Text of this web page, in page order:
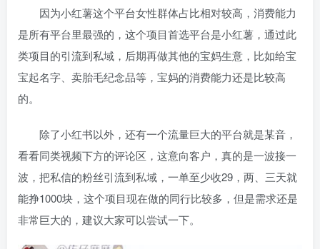
因为小红薯这个平台女性群体占比相对较高，消费能力
是所有平台里最强的，这个项目首选平台是小红薯，通过此
类项目的引流到私域，后期再做其他的宝妈生意，比如给宝
宝起名字、卖胎毛纪念品等，宝妈的消费能力还是比较高
的。
除了小红书以外，还有一个流量巨大的平台就是某音，
看看同类视频下方的评论区，这意向客户，真的是一波接一
波，把私信的粉丝引流到私域，一单至少收29，两、三天就
能挣1000块，这个项目现在做的同行比较多，但是需求还是
非常巨大的，建议大家可以尝试一下。